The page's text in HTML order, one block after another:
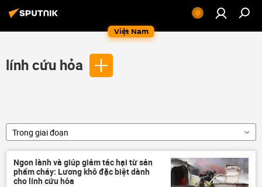
Việt Nam
lính cứu hỏa
Trong giai đoạn
Ngon lành và giúp giảm tác hại từ sản
phẩm cháy: Lương khô đặc biệt dành
cho lính cứu hỏa